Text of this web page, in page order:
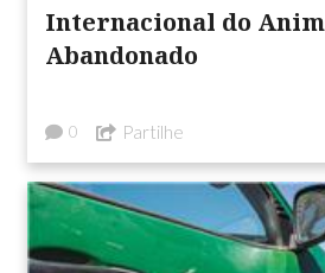
Internacional do
Abandonado
0 Partilhe